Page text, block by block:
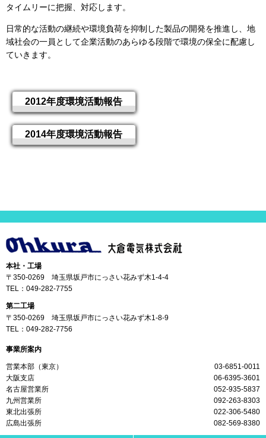
タイムリーに把握、対応します。
日常的な活動の継続や環境負荷を抑制した製品の開発を推進し、地
域社会の一員として企業活動のあらゆる段階で環境の保全に配慮し
ていきます。
2012年度環境活動報告
2014年度環境活動報告
本社・工場
〒350-0269 埼玉県坂戸市にっさい花みず木1-4-4
TEL： 049-282-7755
第二工場
〒350-0269 埼玉県坂戸市にっさい花みず木1-8-9
TEL： 049-282-7756
事業所案内
営業本部（東京）
03-6851-0011
大阪支店
06-6395-3601
名古屋営業所
052-935-5837
九州営業所
092-263-8303
東北出張所
022-306-5480
広島出張所
082-569-8380